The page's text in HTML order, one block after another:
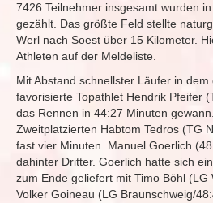
7426 Teilnehmer insgesamt wurden
gezählt. Das größte Feld stellte
Werl nach Soest über 15 Kilometer.
Athleten auf der Meldeliste.
Mit Abstand schnellster Läufer in
favorisierte Topathlet Hendrik Pfeifer
das Rennen in 44:27 Minuten
Zweitplatzierten Habtom Tedros (TG
fast vier Minuten. Manuel Goerlich
dahinter Dritter. Goerlich hatte sich
zum Ende geliefert mit Timo Böhl
Volker Goineau (LG Braunschweig/